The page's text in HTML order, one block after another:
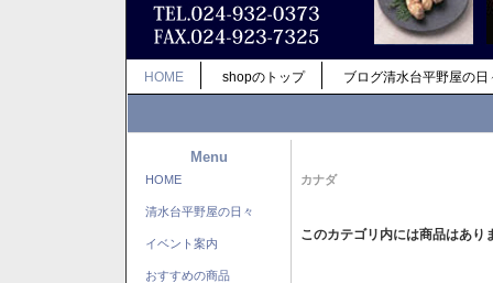
HOME shopのトップ ブログ清水台平野屋の日
Menu
HOME
清水台平野屋の日々
イベント案内
おすすめの商品
カナダ
このカテゴリ内には商品はあり